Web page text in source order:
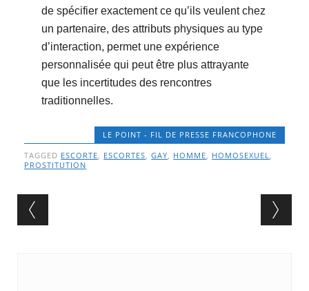
de spécifier exactement ce qu’ils veulent chez
un partenaire, des attributs physiques au type
d’interaction, permet une expérience
personnalisée qui peut être plus attrayante
que les incertitudes des rencontres
traditionnelles.
LE POINT - FIL DE PRESSE FRANCOPHONE
TAGGED ESCORTE, ESCORTES,GAY, HOMME, HOMOSEXUEL,
PROSTITUTION
Post navigation